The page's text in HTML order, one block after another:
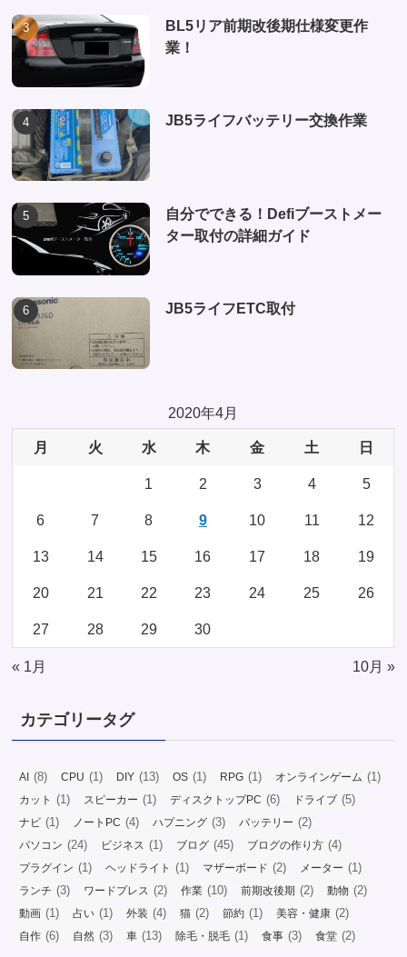
BL5リア前期改後期仕様変更作
業！
JB5ライフバッテリー交換作業
自分でできる！Defiブーストメー
ター取付の詳細ガイド
JB5ライフETC取付
2020年4月
月 火 水 木 金 土 日
1 2 3 4 5
6 7 8 9 10 11 12
13 14 15 16 17 18 19
20 21 22 23 24 25 26
27 28 29 30
« 1月 10月 »
カテゴリータグ
AI (8) CPU (1) DIY (13) OS (1) RPG (1) オンラインゲーム (1)
カット (1) スピーカー (1) ディスクトップPC (6) ドライブ (5)
ナビ (1) ノートPC (4) ハプニング (3) バッテリー (2)
パソコン (24) ビジネス (1) ブログ (45) ブログの作り方 (4)
プラグイン (1) ヘッドライト (1) マザーボード (2) メーター (1)
ランチ (3) ワードプレス (2) 作業 (10) 前期改後期 (2) 動物 (2)
動画 (1) 占い (1) 外装 (4) 猫 (2) 節約 (1) 美容・健康 (2)
自作 (6) 自然 (3) 車 (13) 除毛・脱毛 (1) 食事 (3) 食堂 (2)